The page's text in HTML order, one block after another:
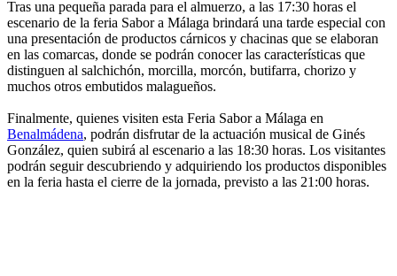
Tras una pequeña parada para el almuerzo, a las 17:30 horas el
escenario de la feria Sabor a Málaga brindará una tarde especial con
una presentación de productos cárnicos y chacinas que se elaboran
en las comarcas, donde se podrán conocer las características que
distinguen al salchichón, morcilla, morcón, butifarra, chorizo y
muchos otros embutidos malagueños.
Finalmente, quienes visiten esta Feria Sabor a Málaga en
Benalmádena, podrán disfrutar de la actuación musical de Ginés
González, quien subirá al escenario a las 18:30 horas. Los visitantes
podrán seguir descubriendo y adquiriendo los productos disponibles
en la feria hasta el cierre de la jornada, previsto a las 21:00 horas.